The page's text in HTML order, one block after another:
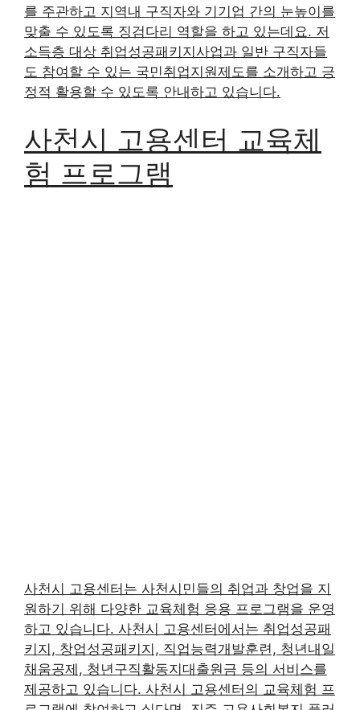
를 주관하고 지역내 구직자와 기기업 간의 눈높이를
맞출 수 있도록 징검다리 역할을 하고 있는데요. 저
소득층 대상 취업성공패키지사업과 일반 구직자들
도 참여할 수 있는 국민취업지원제도를 소개하고 긍
정적 활용할 수 있도록 안내하고 있습니다.
사천시 고용센터 교육체
험 프로그램
사천시 고용센터는 사천시민들의 취업과 창업을 지
원하기 위해 다양한 교육체험 응용 프로그램을 운영
하고 있습니다. 사천시 고용센터에서는 취업성공패
키지, 창업성공패키지, 직업능력개발훈련, 청년내일
채움공제, 청년구직활동지대출원금 등의 서비스를
제공하고 있습니다. 사천시 고용센터의 교육체험 프